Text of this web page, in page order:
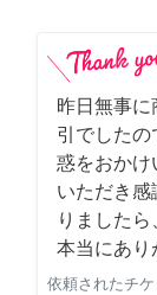
昨日無事に
引でしたの
惑をおかけ
いただき感
りましたら
本当にあり
依頼されたチケ